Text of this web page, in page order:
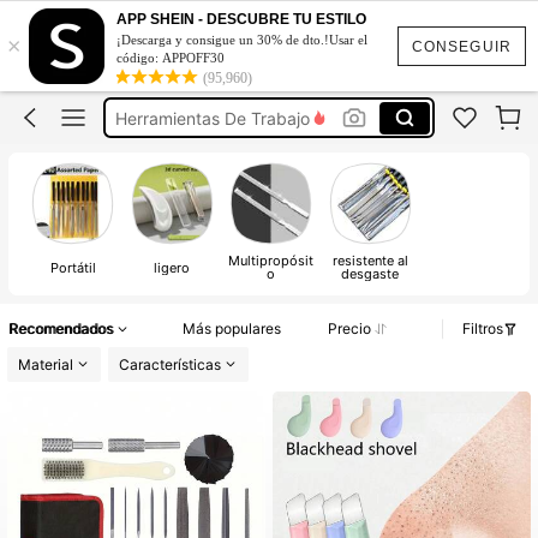
CONSEGUIR
×
APP SHEIN - DESCUBRE TU ESTILO
¡Descarga y consigue un 30% de dto.!Usar el
código: APPOFF30
(95,960)
Pelador De Cables
Lima Para Cuchillas
Herramientas De Trabajo
Afilador
Pelador De Cables
Lima Para Cuchillas
Portátil ligero Multipropósit
o
resistente al
desgaste
Recomendados Más populares Precio
Filtros
Material
Características